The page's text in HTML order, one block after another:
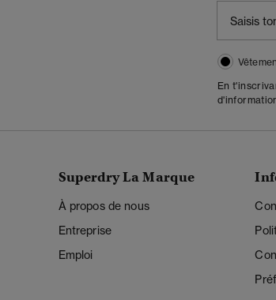
En
Superdry La Marque
À propos de nous
Entreprise
Emploi